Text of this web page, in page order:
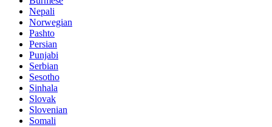
Nepali
Norwegian
Pashto
Persian
Punjabi
Serbian
Sesotho
Sinhala
Slovak
Slovenian
Somali